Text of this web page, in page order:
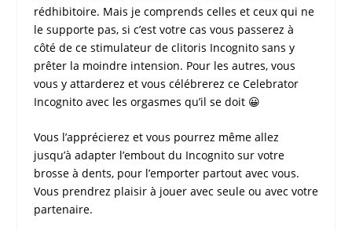
rédhibitoire. Mais je comprends celles et ceux qui ne
le supporte pas, si c’est votre cas vous passerez à
côté de ce stimulateur de clitoris Incognitosans y
prêter la moindre intension. Pour les autres, vous
vous y attarderez et vous célébrerez ce Celebrator
Incognitoavec les orgasmes qu’il se doit 😀
Vous l’apprécierez et vous pourrez même allez
jusqu’à adapter l’embout du Incognitosur votre
brosse à dents, pour l’emporter partout avec vous.
Vous prendrez plaisir à jouer avec seule ou avec votre
partenaire.